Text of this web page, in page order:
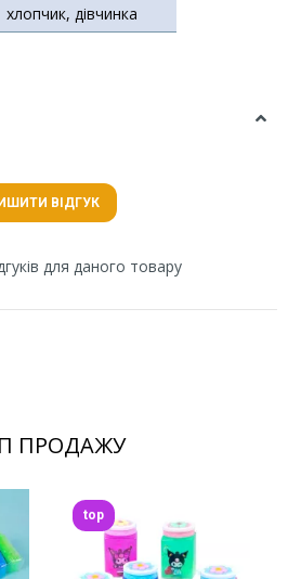
хлопчик, дівчинка
ВІДГУК
для даного товару
ПРОДАЖУ
top